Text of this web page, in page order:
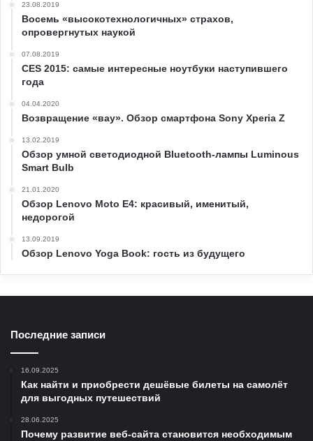
23.08.2019
Восемь «высокотехнологичных» страхов,
опровергнутых наукой
07.08.2019
CES 2015: самые интересные ноутбуки наступившего
года
04.04.2020
Возвращение «вау». Обзор смартфона Sony Xperia Z
13.02.2019
Обзор умной светодиодной Bluetooth-лампы Luminous
Smart Bulb
21.01.2020
Обзор Lenovo Moto E4: красивый, именитый,
недорогой
13.09.2019
Обзор Lenovo Yoga Book: гость из будущего
Последние записи
16.09.2025
Как найти и приобрести дешёвые билеты на самолёт
для выгодных путешествий
28.06.2025
Почему развитие веб-сайта становится необходимым